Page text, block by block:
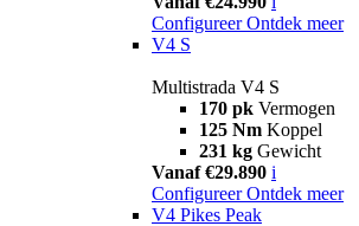
Configureer Ontdek meer
V4 S
Multistrada V4 S
170 pk Vermogen
125 Nm Koppel
231 kg Gewicht
Vanaf €29.890 i
Configureer Ontdek meer
V4 Pikes Peak